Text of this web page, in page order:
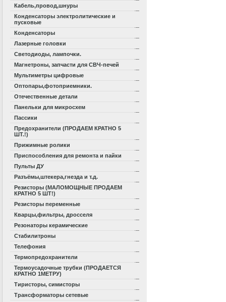
Кабель,провод,шнуры
Конденсаторы электролитические и
пусковые
Конденсаторы
Лазерные головки
Светодиоды, лампочки.
Магнетроны, запчасти для СВЧ-печей
Мультиметры цифровые
Оптопары,фотоприемники.
Отечественные детали
Панельки для микросхем
Пассики
Предохранители (ПРОДАЕМ КРАТНО 5
ШТ.!)
Прижимные ролики
Приспособления для ремонта и пайки
Пульты ДУ
Разъёмы,штекера,гнезда и т.д.
Резисторы (МАЛОМОЩНЫЕ ПРОДАЕМ
КРАТНО 5 ШТ!)
Резисторы переменные
Кварцы,фильтры, дросселя
Резонаторы керамические
Стабилитроны
Телефония
Термопредохранители
Термоусадочные трубки (ПРОДАЕТСЯ
КРАТНО 1МЕТРУ)
Тиристоры, симисторы
Трансформаторы сетевые